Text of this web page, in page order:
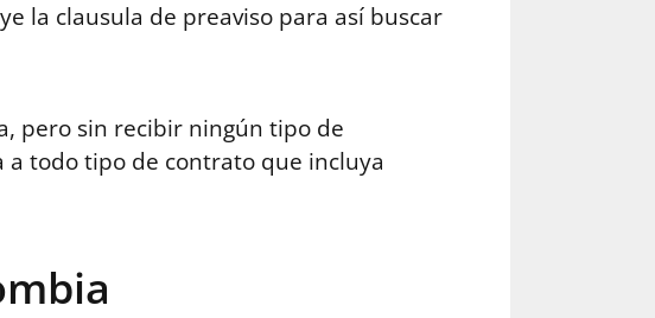
la clausula de preaviso para así buscar
pero sin recibir ningún tipo de
a todo tipo de contrato que incluya